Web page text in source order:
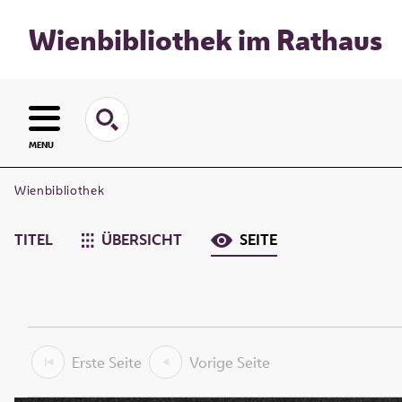
Wienbibliothek im Rathaus
MENU
Wienbibliothek
TITEL ÜBERSICHT SEITE
Erste Seite Vorige Seite